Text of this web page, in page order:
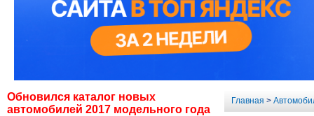
Обновился каталог новых
автомобилей 2017 модельного года
Главная >